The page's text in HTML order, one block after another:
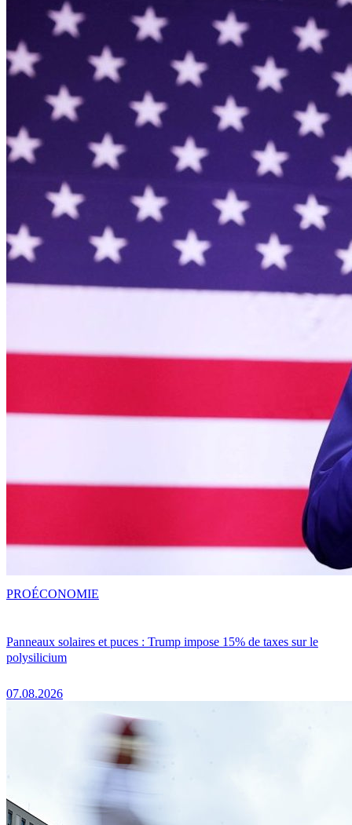
Panneaux solaires et puces : Trump impose 15% de taxes sur le
polysilicium
07.08.2026
PROÉCONOMIE